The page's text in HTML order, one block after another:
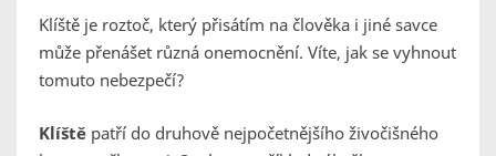
Klíště je roztoč, který přisátím na člověka i jiné savce
může přenášet různá onemocnění. Víte, jak se vyhnout
tomuto nebezpečí?
Klíště patří do druhově nejpočetnějšího živočišného